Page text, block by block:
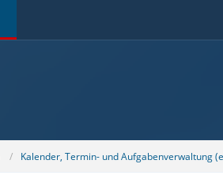
Kalender, Termin- und Aufgabenverwaltung